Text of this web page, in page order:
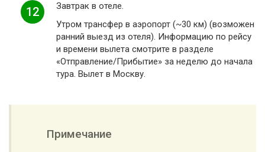
12
Завтрак в отеле.
Утром трансфер в аэропорт (~30 км) (возможен
ранний выезд из отеля). Информацию по рейсу
и времени вылета смотрите в разделе
«Отправление/Прибытие» за неделю до начала
тура. Вылет в Москву.
Примечание